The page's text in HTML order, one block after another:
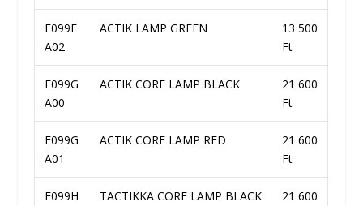
E099F
A02
ACTIK LAMP GREEN
13 500
Ft
E099G
A00
ACTIK CORE LAMP BLACK
21 600
Ft
E099G
A01
ACTIK CORE LAMP RED
21 600
Ft
E099H
TACTIKKA CORE LAMP BLACK
21 600